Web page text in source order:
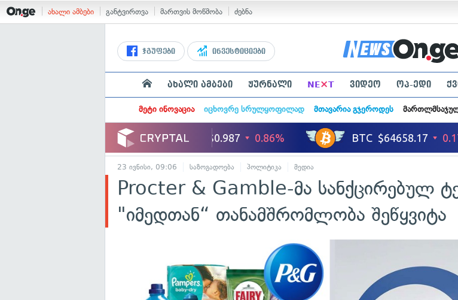
ახალი ამბები განტვირთვა მართვის მოწმობა ძებნა
ჯგუფები ინვესტიციები
ახალი ამბები ჟურნალი NE×T ვიდეო ოპ-ედი
მეტი ინოვაცია იცხოვრე სრულყოფილად მთავარია გჯეროდეს
23 ივნისი, 09:06 საზოგადოება პოლიტიკა მედია
Procter & Gamble-მა სანქცირებულ
"იმედთან“ თანამშრომლობა შეწყვიტა